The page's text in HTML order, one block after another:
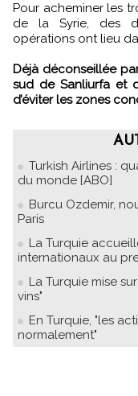
Pour acheminer les
de la Syrie, des
opérations ont lieu
Déjà déconseillée
sud de Sanliurfa et
d’éviter les zones
Turkish Airlines :
du monde [ABO]
Burcu Ozdemir,
Paris
La Turquie
internationaux au
La Turquie mise
vins"
En Turquie, "les
normalement"